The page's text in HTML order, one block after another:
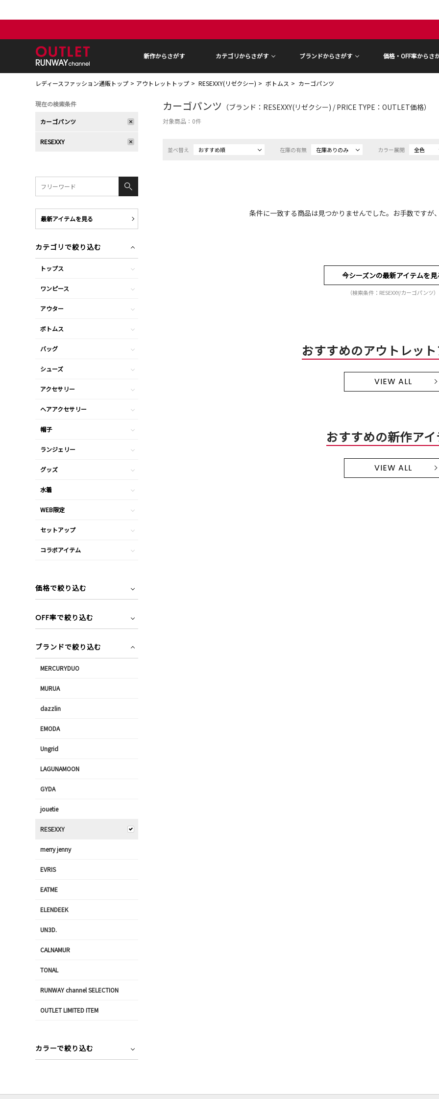
新作からさがす カテゴリからさがす ブランドからさがす 価格・OFF率からさ
レディースファッション通販トップ アウトレットトップ RESEXXY(リゼクシー) ボトムス カーゴパンツ
カーゴパンツ （ブランド：RESEXXY(リゼクシー) / PRICE TYPE：OUTLET価格）
対象商品： 0件
並べ替え おすすめ順 在庫の有無 在庫ありのみ カラー展開 全色
条件に一致する商品は見つかりませんでした。お手数ですが
今シーズンの最新アイテムを見
（検索条件：RESEXXY/カーゴパンツ）
おすすめのアウトレッ
VIEW ALL
おすすめの新作ア
VIEW ALL
現在の検索条件
カーゴパンツ
RESEXXY
最新アイテムを見る
カテゴリで絞り込む
トップス
ワンピース
アウター
ボトムス
バッグ
シューズ
アクセサリー
ヘアアクセサリー
帽子
ランジェリー
グッズ
水着
WEB限定
セットアップ
コラボアイテム
価格で絞り込む
OFF率で絞り込む
ブランドで絞り込む
MERCURYDUO
MURUA
dazzlin
EMODA
Ungrid
LAGUNAMOON
GYDA
jouetie
RESEXXY
merry jenny
EVRIS
EATME
ELENDEEK
UN3D.
CALNAMUR
TONAL
RUNWAY channel SELECTION
OUTLET LIMITED ITEM
カラーで絞り込む